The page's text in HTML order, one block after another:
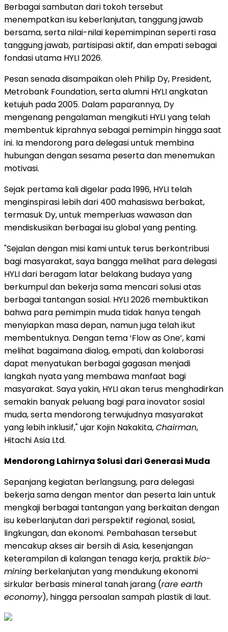
Berbagai sambutan dari tokoh tersebut
menempatkan isu keberlanjutan, tanggung jawab
bersama, serta nilai-nilai kepemimpinan seperti rasa
tanggung jawab, partisipasi aktif, dan empati sebagai
fondasi utama HYLI 2026.
Pesan senada disampaikan oleh Philip Dy, President,
Metrobank Foundation, serta alumni HYLI angkatan
ketujuh pada 2005. Dalam paparannya, Dy
mengenang pengalaman mengikuti HYLI yang telah
membentuk kiprahnya sebagai pemimpin hingga saat
ini. Ia mendorong para delegasi untuk membina
hubungan dengan sesama peserta dan menemukan
motivasi.
Sejak pertama kali digelar pada 1996, HYLI telah
menginspirasi lebih dari 400 mahasiswa berbakat,
termasuk Dy, untuk memperluas wawasan dan
mendiskusikan berbagai isu global yang penting.
"Sejalan dengan misi kami untuk terus berkontribusi
bagi masyarakat, saya bangga melihat para delegasi
HYLI dari beragam latar belakang budaya yang
berkumpul dan bekerja sama mencari solusi atas
berbagai tantangan sosial. HYLI 2026 membuktikan
bahwa para pemimpin muda tidak hanya tengah
menyiapkan masa depan, namun juga telah ikut
membentuknya. Dengan tema ‘Flow as One’, kami
melihat bagaimana dialog, empati, dan kolaborasi
dapat menyatukan berbagai gagasan menjadi
langkah nyata yang membawa manfaat bagi
masyarakat. Saya yakin, HYLI akan terus menghadirkan
semakin banyak peluang bagi para inovator sosial
muda, serta mendorong terwujudnya masyarakat
yang lebih inklusif," ujar Kojin Nakakita,Chairman,
Hitachi Asia Ltd.
Mendorong Lahirnya Solusi dari Generasi Muda
Sepanjang kegiatan berlangsung, para delegasi
bekerja sama dengan mentor dan peserta lain untuk
mengkaji berbagai tantangan yang berkaitan dengan
isu keberlanjutan dari perspektif regional, sosial,
lingkungan, dan ekonomi. Pembahasan tersebut
mencakup akses air bersih di Asia, kesenjangan
keterampilan di kalangan tenaga kerja, praktikbio-
mining berkelanjutan yang mendukung ekonomi
sirkular berbasis mineral tanah jarang (rare earth
economy), hingga persoalan sampah plastik di laut.